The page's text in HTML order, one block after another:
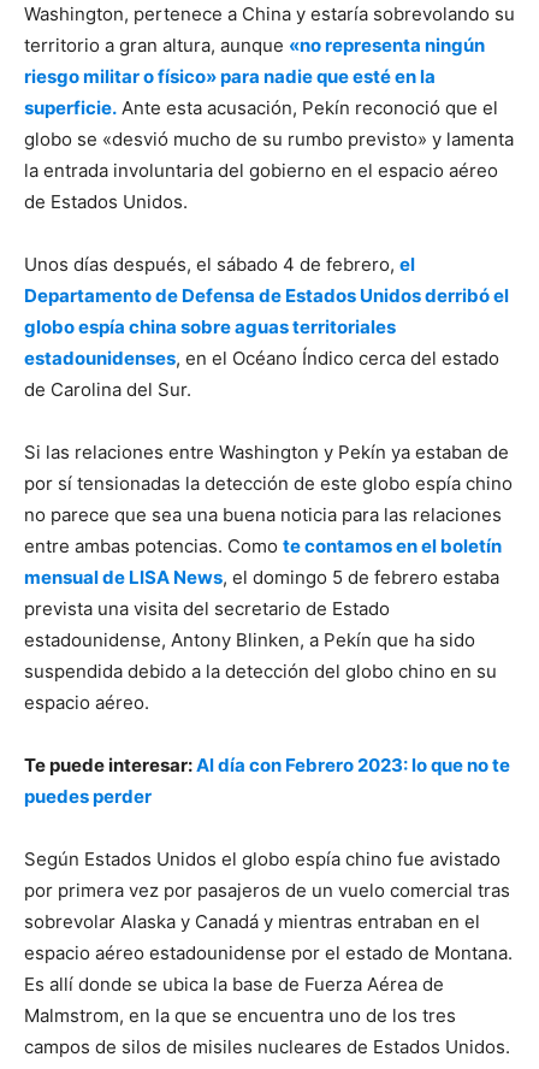
Washington, pertenece a China y estaría sobrevolando su
territorio a gran altura, aunque «no representa ningún
riesgo militar o físico» para nadie que esté en la
superficie. Ante esta acusación, Pekín reconoció que el
globo se «desvió mucho de su rumbo previsto» y lamenta
la entrada involuntaria del gobierno en el espacio aéreo
de Estados Unidos.
Unos días después, el sábado 4 de febrero, el
Departamento de Defensa de Estados Unidos derribó el
globo espía china sobre aguas territoriales
estadounidenses, en el Océano Índico cerca del estado
de Carolina del Sur.
Si las relaciones entre Washington y Pekín ya estaban de
por sí tensionadas la detección de este globo espía chino
no parece que sea una buena noticia para las relaciones
entre ambas potencias. Como te contamos en el boletín
mensual de LISA News, el domingo 5 de febrero estaba
prevista una visita del secretario de Estado
estadounidense, Antony Blinken, a Pekín que ha sido
suspendida debido a la detección del globo chino en su
espacio aéreo.
Te puede interesar:Al día con Febrero 2023: lo que no te
puedes perder
Según Estados Unidos el globo espía chino fue avistado
por primera vez por pasajeros de un vuelo comercial tras
sobrevolar Alaska y Canadá y mientras entraban en el
espacio aéreo estadounidense por el estado de Montana.
Es allí donde se ubica la base de Fuerza Aérea de
Malmstrom, en la que se encuentra uno de los tres
campos de silos de misiles nucleares de Estados Unidos.